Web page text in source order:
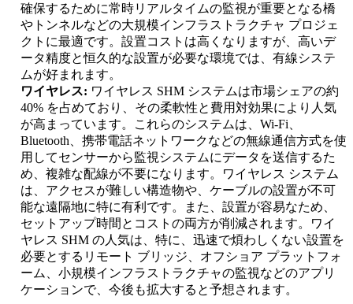
確保するために常時リアルタイムの監視が重要となる橋
やトンネルなどの大規模インフラストラクチャ プロジェ
クトに最適です。設置コストは高くなりますが、高いデ
ータ精度と恒久的な設置が必要な環境では、有線システ
ムが好まれます。
ワイヤレス: ワイヤレス SHM システムは市場シェアの約
40% を占めており、その柔軟性と費用対効果により人気
が高まっています。これらのシステムは、Wi-Fi、
Bluetooth、携帯電話ネットワークなどの無線通信方式を使
用してセンサーから監視システムにデータを送信するた
め、複雑な配線が不要になります。ワイヤレス システム
は、アクセスが難しい構造物や、ケーブルの設置が不可
能な遠隔地に特に有利です。また、設置が容易なため、
セットアップ時間とコストの両方が削減されます。ワイ
ヤレス SHM の人気は、特に、迅速で煩わしくない設置を
必要とするリモート ブリッジ、オフショア プラットフォ
ーム、小規模インフラストラクチャの監視などのアプリ
ケーションで、今後も拡大すると予想されます。